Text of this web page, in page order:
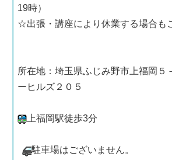
19時）
☆出張・講座により休業する場合も
所在地：埼玉県ふじみ野市上福岡５
ーヒルズ２０５
上福岡駅徒歩3分
駐車場はございません。